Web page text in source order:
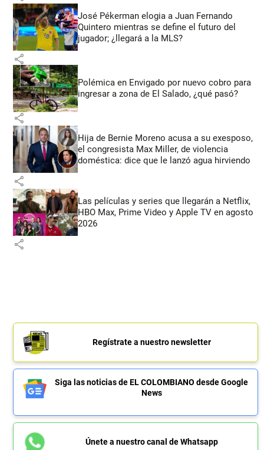
José Pékerman elogia a Juan Fernando
Quintero mientras se define el futuro del
jugador; ¿llegará a la MLS?
share
Polémica en Envigado por nuevo cobro para
ingresar a zona de El Salado, ¿qué pasó?
share
Hija de Bernie Moreno acusa a su exesposo,
el congresista Max Miller, de violencia
doméstica: dice que le lanzó agua hirviendo
share
Las películas y series que llegarán a Netflix,
HBO Max, Prime Video y Apple TV en agosto
2026
share
Regístrate a nuestro newsletter
Siga las noticias de EL COLOMBIANO desde Google
News
Únete a nuestro canal de Whatsapp